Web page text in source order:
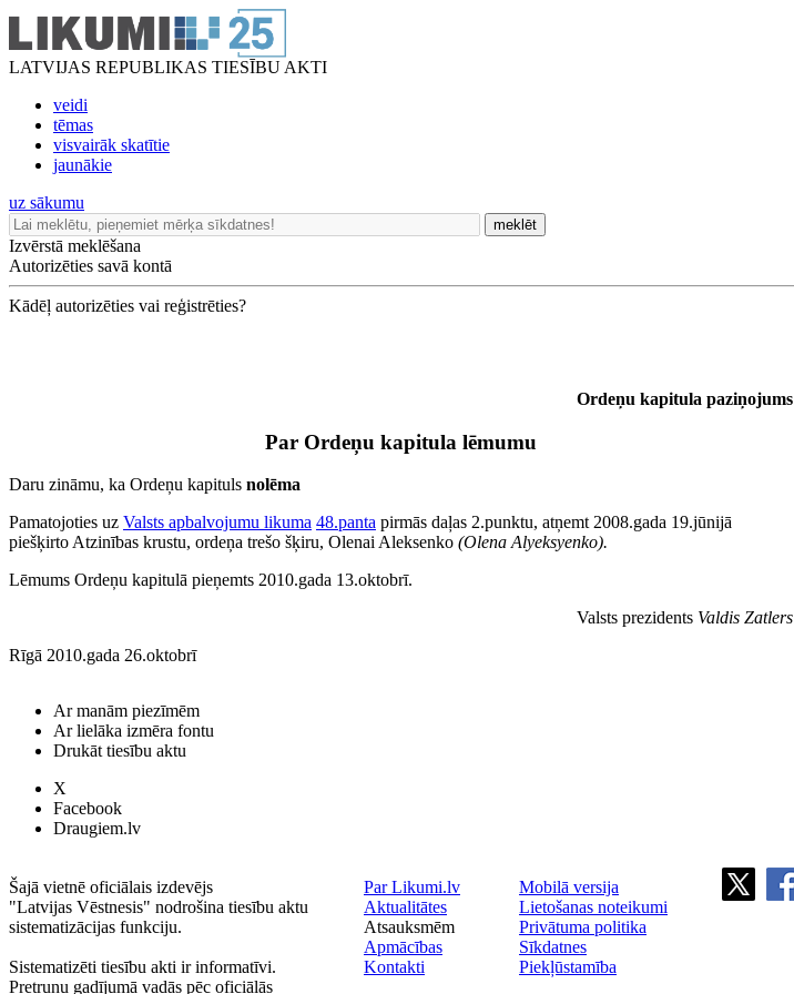
LATVIJAS REPUBLIKAS TIESĪBU AKTI
veidi
tēmas
visvairāk skatītie
jaunākie
uz sākumu
meklēt
Izvērstā meklēšana
Autorizēties savā kontā
Kādēļ autorizēties vai reģistrēties?
Ordeņu kapitula paziņojums
Par Ordeņu kapitula lēmumu
Daru zināmu, ka Ordeņu kapituls nolēma
Pamatojoties uz Valsts apbalvojumu likuma 48.panta pirmās daļas 2.punktu, atņemt 2008.gada 19.jūnijā
piešķirto Atzinības krustu, ordeņa trešo šķiru, Olenai Aleksenko (Olena Alyeksyenko).
Lēmums Ordeņu kapitulā pieņemts 2010.gada 13.oktobrī.
Valsts prezidents Valdis Zatlers
Rīgā 2010.gada 26.oktobrī
Ar manām piezīmēm
Ar lielāka izmēra fontu
Drukāt tiesību aktu
X
Facebook
Draugiem.lv
Šajā vietnē oficiālais izdevējs
"Latvijas Vēstnesis" nodrošina tiesību aktu
sistematizācijas funkciju.
Sistematizēti tiesību akti ir informatīvi.
Pretrunu gadījumā vadās pēc oficiālās
Par Likumi.lv
Aktualitātes
Atsauksmēm
Apmācības
Kontakti
Mobilā versija
Lietošanas noteikumi
Privātuma politika
Sīkdatnes
Piekļūstamība